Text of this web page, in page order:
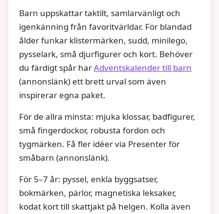
Barn uppskattar taktilt, samlarvänligt och
igenkänning från favoritvärldar. För blandad
ålder funkar klistermärken, sudd, minilego,
pysselark, små djurfigurer och kort. Behöver
du färdigt spår harAdventskalender till barn
(annonslänk) ett brett urval som även
inspirerar egna paket.
För de allra minsta: mjuka klossar, badfigurer,
små fingerdockor, robusta fordon och
tygmärken. Få fler idéer via Presenter för
småbarn (annonslänk).
För 5–7 år: pyssel, enkla byggsatser,
bokmärken, pärlor, magnetiska leksaker,
kodat kort till skattjakt på helgen. Kolla även